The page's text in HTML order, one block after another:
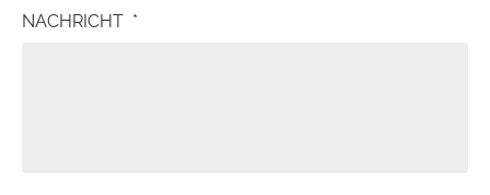
NACHRICHT *